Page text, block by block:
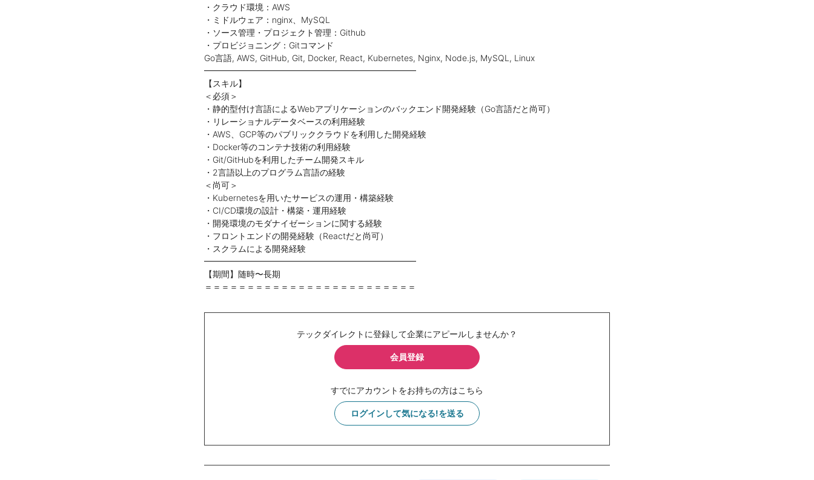
・クラウド環境：AWS
・ミドルウェア：nginx、MySQL
・ソース管理・プロジェクト管理：Github
・プロビジョニング：Gitコマンド
Go言語, AWS, GitHub, Git, Docker, React, Kubernetes, Nginx, Node.js, MySQL, Linux
━━━━━━━━━━━━━━━━━━━━━━━━━
【スキル】
＜必須＞
・静的型付け言語によるWebアプリケーションのバックエンド開発経験（Go言語だと尚可）
・リレーショナルデータベースの利用経験
・AWS、GCP等のパブリッククラウドを利用した開発経験
・Docker等のコンテナ技術の利用経験
・Git/GitHubを利用したチーム開発スキル
・2言語以上のプログラム言語の経験
＜尚可＞
・Kubernetesを用いたサービスの運用・構築経験
・CI/CD環境の設計・構築・運用経験
・開発環境のモダナイゼーションに関する経験
・フロントエンドの開発経験（Reactだと尚可）
・スクラムによる開発経験
━━━━━━━━━━━━━━━━━━━━━━━━━
【期間】随時〜長期
＝＝＝＝＝＝＝＝＝＝＝＝＝＝＝＝＝＝＝＝＝＝＝＝＝
テックダイレクトに登録して企業にアピールしませんか？
会員登録
すでにアカウントをお持ちの方はこちら
ログインして気になる!を送る